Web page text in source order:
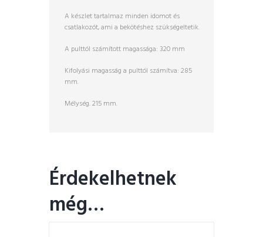
A készlet tartalmaz minden idomot és
csatlakozót, ami a bekötéshez szükségeltetik.
A pulttól számított magassága: 320 mm
Kifolyási magasság a pulttól számítva: 285
mm.
Mélység. 215 mm.
Érdekelhetnek
még…